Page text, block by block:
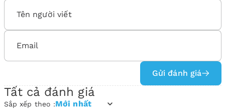
Gửi đánh giá
Tất cả đánh giá
Sắp xếp theo :Mới nhất